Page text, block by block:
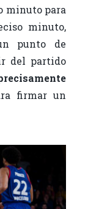
minuto para
minuto,
punto de
del partido
firmar un